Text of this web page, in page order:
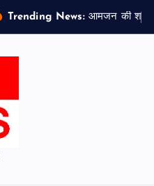
Trending News: आमजन क श